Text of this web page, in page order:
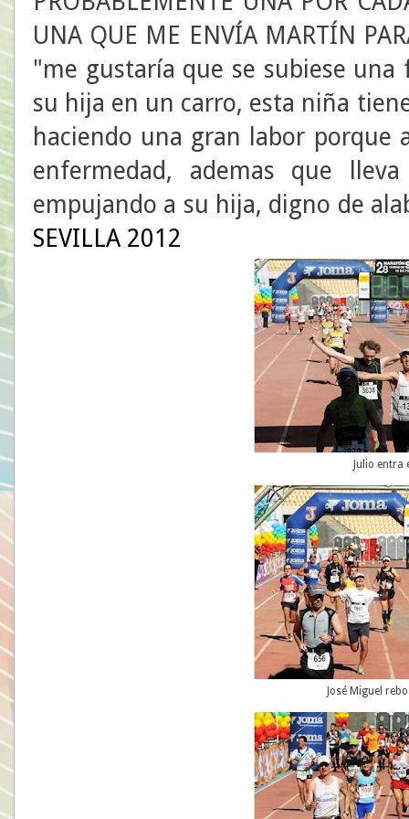
UNA QUE ME ENVÍA MARTÍN
"me gustaría que se subiese
su hija en un carro, esta niña
haciendo una gran labor porque
enfermedad, ademas que
empujando a su hija, digno
SEVILLA 2012
Julio entra
José Miguel